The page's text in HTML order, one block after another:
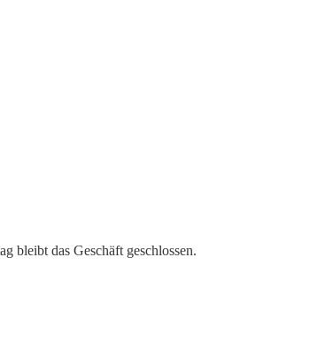
bleibt das Geschäft geschlossen.